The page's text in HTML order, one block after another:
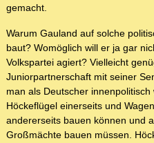
gemacht.
Warum Gauland auf solche
baut? Womöglich will er ja gar
Volkspartei agiert? Vielleicht
Juniorpartnerschaft mit seiner
man als Deutscher
Höckeflügel einerseits und
andererseits bauen können und
Großmächte bauen müssen.